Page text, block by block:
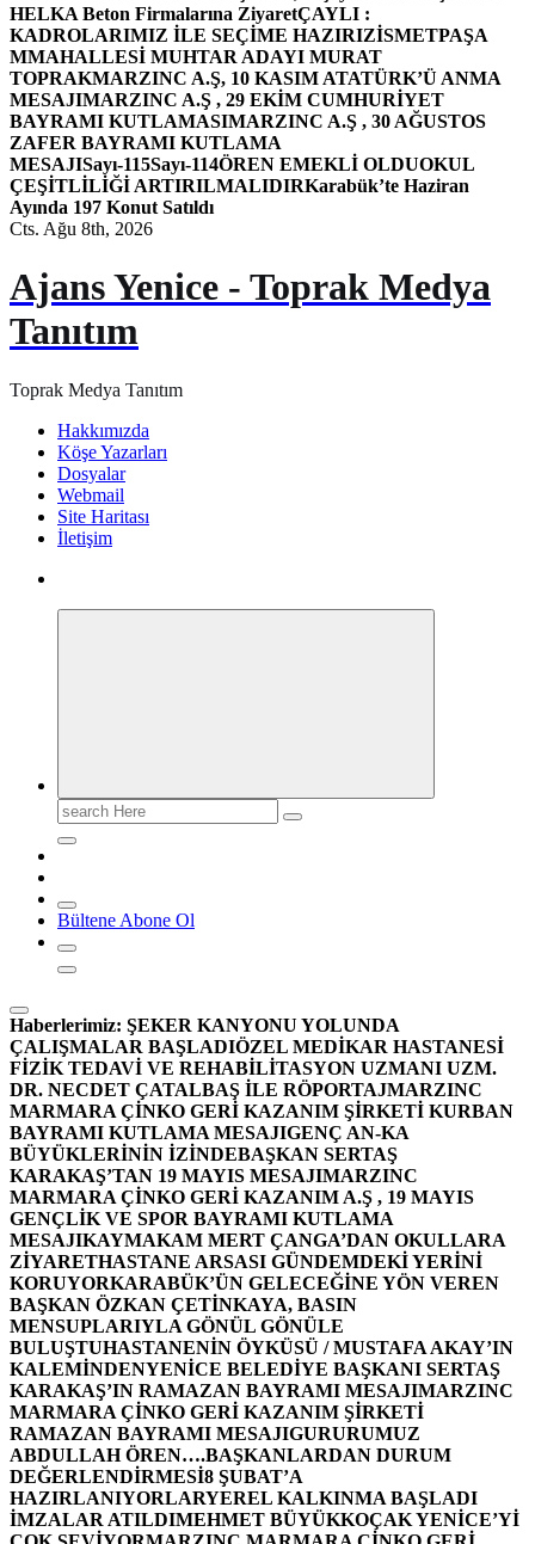
HELKA Beton Firmalarına ZiyaretÇAYLI :
KADROLARIMIZ İLE SEÇİME HAZIRIZİSMETPAŞA
MMAHALLESİ MUHTAR ADAYI MURAT
TOPRAKMARZINC A.Ş, 10 KASIM ATATÜRK’Ü ANMA
MESAJIMARZINC A.Ş , 29 EKİM CUMHURİYET
BAYRAMI KUTLAMASIMARZINC A.Ş , 30 AĞUSTOS
ZAFER BAYRAMI KUTLAMA
MESAJISayı-115Sayı-114ÖREN EMEKLİ OLDUOKUL
ÇEŞİTLİLİĞİ ARTIRILMALIDIRKarabük’te Haziran
Ayında 197 Konut Satıldı
Cts. Ağu 8th, 2026
Ajans Yenice - Toprak Medya
Tanıtım
Toprak Medya Tanıtım
Hakkımızda
Köşe Yazarları
Dosyalar
Webmail
Site Haritası
İletişim
Search
for:
Bültene Abone Ol
Haberlerimiz: ŞEKER KANYONU YOLUNDA
ÇALIŞMALAR BAŞLADIÖZEL MEDİKAR HASTANESİ
FİZİK TEDAVİ VE REHABİLİTASYON UZMANI UZM.
DR. NECDET ÇATALBAŞ İLE RÖPORTAJMARZINC
MARMARA ÇİNKO GERİ KAZANIM ŞİRKETİ KURBAN
BAYRAMI KUTLAMA MESAJIGENÇ AN-KA
BÜYÜKLERİNİN İZİNDEBAŞKAN SERTAŞ
KARAKAŞ’TAN 19 MAYIS MESAJIMARZINC
MARMARA ÇİNKO GERİ KAZANIM A.Ş , 19 MAYIS
GENÇLİK VE SPOR BAYRAMI KUTLAMA
MESAJIKAYMAKAM MERT ÇANGA’DAN OKULLARA
ZİYARETHASTANE ARSASI GÜNDEMDEKİ YERİNİ
KORUYORKARABÜK’ÜN GELECEĞİNE YÖN VEREN
BAŞKAN ÖZKAN ÇETİNKAYA, BASIN
MENSUPLARIYLA GÖNÜL GÖNÜLE
BULUŞTUHASTANENİN ÖYKÜSÜ / MUSTAFA AKAY’IN
KALEMİNDENYENİCE BELEDİYE BAŞKANI SERTAŞ
KARAKAŞ’IN RAMAZAN BAYRAMI MESAJIMARZINC
MARMARA ÇİNKO GERİ KAZANIM ŞİRKETİ
RAMAZAN BAYRAMI MESAJIGURURUMUZ
ABDULLAH ÖREN….BAŞKANLARDAN DURUM
DEĞERLENDİRMESİ8 ŞUBAT’A
HAZIRLANIYORLARYEREL KALKINMA BAŞLADI
İMZALAR ATILDIMEHMET BÜYÜKKOÇAK YENİCE’Yİ